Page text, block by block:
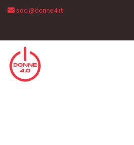
soci@donne4.it